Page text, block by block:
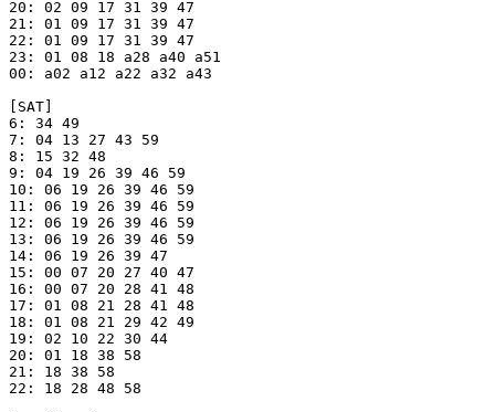
20: 02 09 17 31 39 47
21: 01 09 17 31 39 47
22: 01 09 17 31 39 47
23: 01 08 18 a28 a40 a51
00: a02 a12 a22 a32 a43
[SAT]
6: 34 49
7: 04 13 27 43 59
8: 15 32 48
9: 04 19 26 39 46 59
10: 06 19 26 39 46 59
11: 06 19 26 39 46 59
12: 06 19 26 39 46 59
13: 06 19 26 39 46 59
14: 06 19 26 39 47
15: 00 07 20 27 40 47
16: 00 07 20 28 41 48
17: 01 08 21 28 41 48
18: 01 08 21 29 42 49
19: 02 10 22 30 44
20: 01 18 38 58
21: 18 38 58
22: 18 28 48 58